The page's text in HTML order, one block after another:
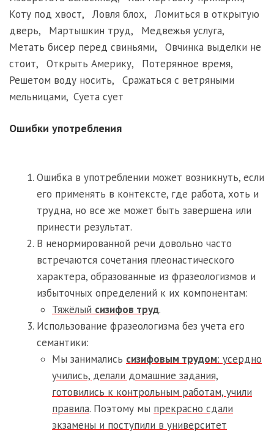
Коту под хвост, Ловля блох, Ломиться в открытую
дверь, Мартышкин труд, Медвежья услуга,
Метать бисер перед свиньями, Овчинка выделки не
стоит, Открыть Америку, Потерянное время,
Решетом воду носить, Сражаться с ветряными
мельницами, Суета сует
Ошибки употребления
Ошибка в употреблении может возникнуть, если
его применять в контексте, где работа, хоть и
трудна, но все же может быть завершена или
принести результат.
В ненормированной речи довольно часто
встречаются сочетания плеонастического
характера, образованные из фразеологизмов и
избыточных определений к их компонентам:
Тяжёлый сизифов труд.
Использование фразеологизма без учета его
семантики:
Мы занимались сизифовым трудом: усердно
учились, делали домашние задания,
готовились к контрольным работам, учили
правила. Поэтому мы прекрасно сдали
экзамены и поступили в университет